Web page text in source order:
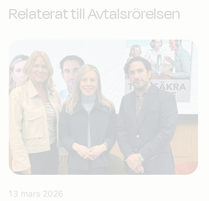
Relaterat till Avtalsrörelsen
13 mars 2026